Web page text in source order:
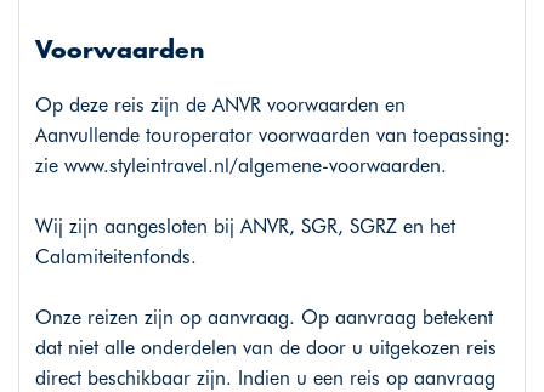
Voorwaarden
Op deze reis zijn de ANVR voorwaarden en
Aanvullende touroperator voorwaarden van toepassing:
zie www.styleintravel.nl/algemene-voorwaarden.
Wij zijn aangesloten bij ANVR, SGR, SGRZ en het
Calamiteitenfonds.
Onze reizen zijn op aanvraag. Op aanvraag betekent
dat niet alle onderdelen van de door u uitgekozen reis
direct beschikbaar zijn. Indien u een reis op aanvraag